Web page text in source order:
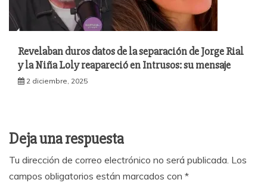
Revelaban duros datos de la separación de Jorge Rial
y la Niña Loly reapareció en Intrusos: su mensaje
2 diciembre, 2025
Deja una respuesta
Tu dirección de correo electrónico no será publicada. Los
campos obligatorios están marcados con *